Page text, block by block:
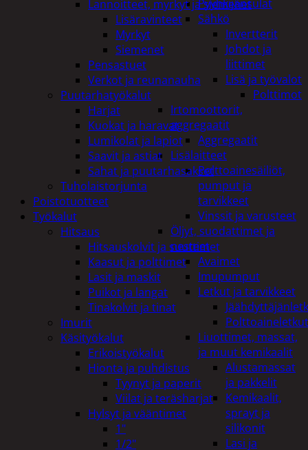
Pyyhkijänsulat
Sähkö
Invertterit
Johdot ja
liittimet
Lisä ja työvalot
Polttimot
Irtomoottorit,
aggregaatit
Aggregaatit
Lisälaitteet
Polttoainesäiliöt,
pumput ja
tarvikkeet
Vinssit ja varusteet
Öljyt, suodattimet ja
nesteet
Avaimet
Imupumput
Letkut ja tarvikkeet
Polttoaineletkut
Liuottimet, massat,
ja muut kemikaalit
Alustamassat
ja pakkelit
Kemikaalit,
sprayt ja
silikonit
Lasi ja
Lannoitteet, myrkyt ja siemenet
Lisäravinteet
Myrkyt
Siemenet
Pensastuet
Verkot ja reunanauha
Puutarhatyökalut
Harjat
Kuokat ja haravat
Lumikolat ja lapiot
Saavit ja astiat
Sahat ja puutarhasakset
Tuholaistorjunta
Poistotuotteet
Työkalut
Hitsaus
Hitsauskolvit ja suuttimet
Kaasut ja polttimet
Lasit ja maskit
Puikot ja langat
Tinakolvit ja tinat
Imurit
Käsityökalut
Erikoistyökalut
Hionta ja puhdistus
Tyynyt ja paperit
Viilat ja teräsharjat
Hylsyt ja vääntimet
1"
1/2"